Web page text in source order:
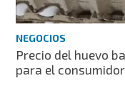
NEGOCIOS
Precio del huevo
para el